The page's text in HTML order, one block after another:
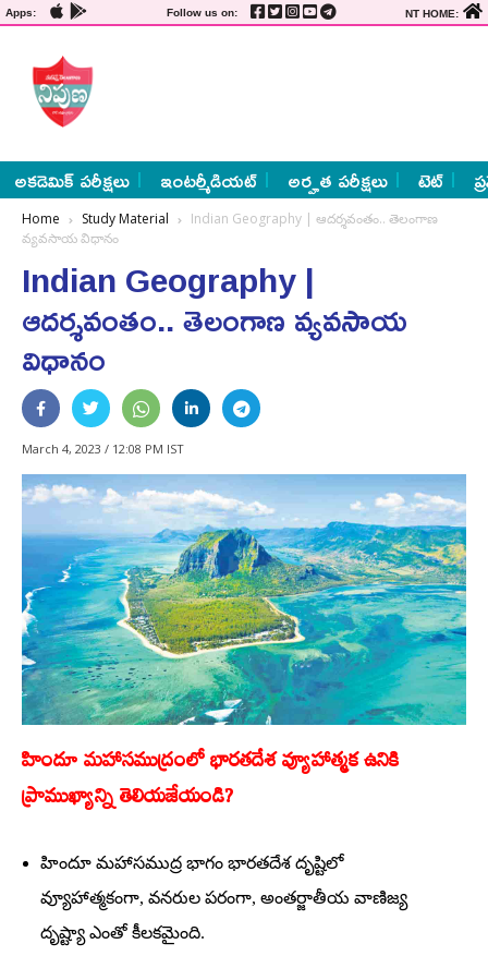
Apps: Follow us on: NT HOME:
అకడెమిక్ పరీక్షలు ఇంటర్మీడియట్ అర్హత పరీక్షలు టెట్
Home Study Material
Indian Geography | ఆదర్శవంతం.. తెలంగాణ
వ్యవసాయ విధానం
Indian Geography |
ఆదర్శవంతం.. తెలంగాణ వ్యవసాయ
విధానం
March 4, 2023 / 12:08 PM IST
హిందూ మహాసముద్రంలో భారతదేశ వ్యూహాత్మక ఉనికి
ప్రాముఖ్యాన్ని తెలియజేయండి?
హిందూ మహాసముద్ర భాగం భారతదేశ దృష్టిలో
వ్యూహాత్మకంగా, వనరుల పరంగా, అంతర్జాతీయ వాణిజ్య
దృష్ట్యా ఎంతో కీలకమైంది.